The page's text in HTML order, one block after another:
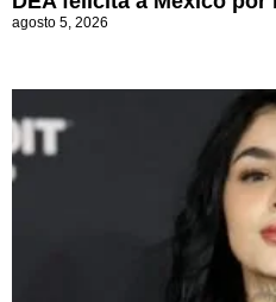
agosto 5, 2026